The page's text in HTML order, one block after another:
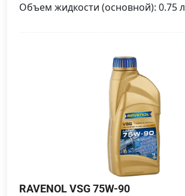
Объем жидкости (основной): 0.75 л
RAVENOL VSG 75W-90